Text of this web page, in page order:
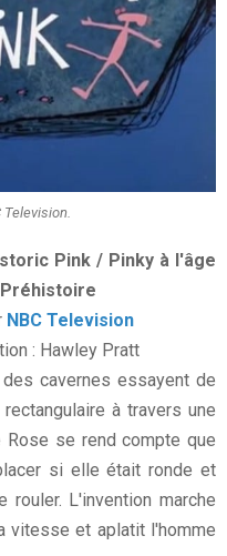
Television.
Pink / Pinky à l'âge
NBC Television
: Hawley Pratt
cavernes essayent de
à travers une
Rose se rend compte que
si elle était ronde et
L'invention marche
vitesse et aplatit l'homme